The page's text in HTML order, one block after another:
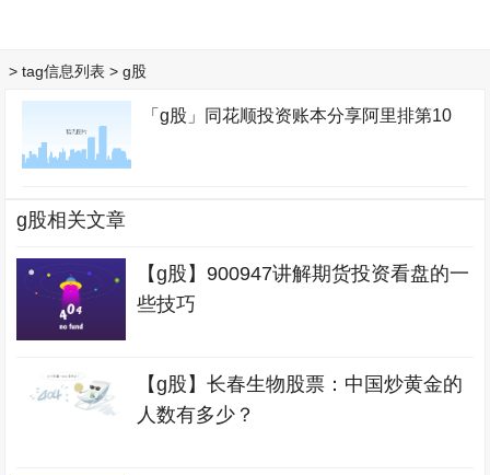
> tag信息列表 > g股
「g股」同花顺投资账本分享阿里排第10
g股相关文章
【g股】900947讲解期货投资看盘的一
些技巧
【g股】长春生物股票：中国炒黄金的
人数有多少？